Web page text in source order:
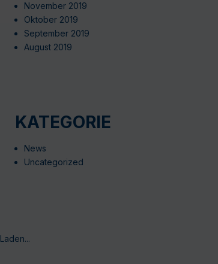
November 2019
Oktober 2019
September 2019
August 2019
KATEGORIE
News
Uncategorized
Laden...